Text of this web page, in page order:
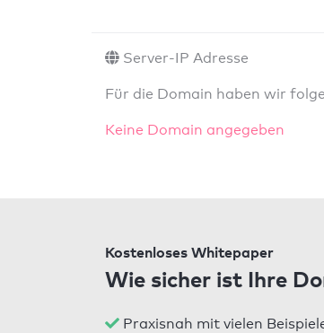
Server-IP Adresse
Für die Domain haben wir
Keine Domain angegeben
Kostenloses Whitepaper
Wie sicher ist Ihre
Praxisnah mit vielen